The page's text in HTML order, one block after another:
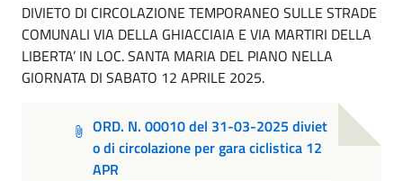
DIVIETO DI CIRCOLAZIONE TEMPORANEO SULLE STRADE
COMUNALI VIA DELLA GHIACCIAIA E VIA MARTIRI DELLA
LIBERTA’ IN LOC. SANTA MARIA DEL PIANO NELLA
GIORNATA DI SABATO 12 APRILE 2025.
ORD. N. 00010 del 31-03-2025 diviet
o di circolazione per gara ciclistica 12
APR